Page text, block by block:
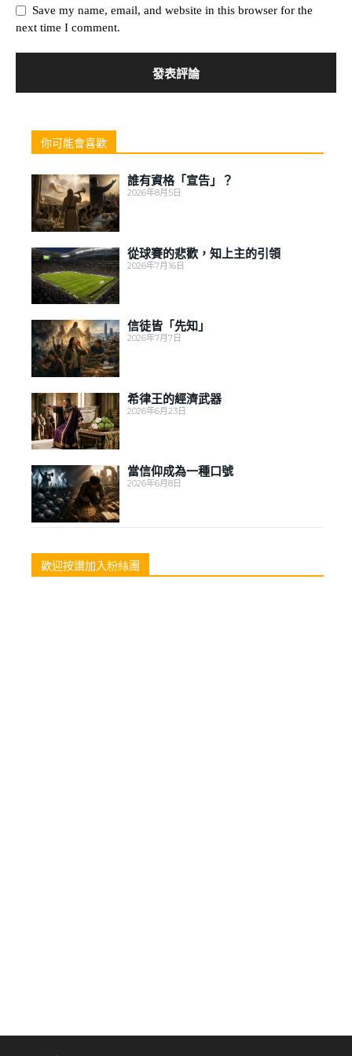
Save my name, email, and website in this browser for the
next time I comment.
你可能會喜歡
誰有資格「宣告」？
2026年8月5日
從球賽的悲歡，知上主的引領
2026年7月16日
信徒皆「先知」
2026年7月7日
希律王的經濟武器
2026年6月23日
當信仰成為一種口號
2026年6月8日
歡迎按讚加入粉絲團